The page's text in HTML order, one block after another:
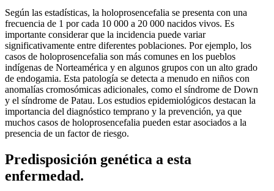
Según las estadísticas, la holoprosencefalia se presenta con una
frecuencia de 1 por cada 10 000 a 20 000 nacidos vivos. Es
importante considerar que la incidencia puede variar
significativamente entre diferentes poblaciones. Por ejemplo, los
casos de holoprosencefalia son más comunes en los pueblos
indígenas de Norteamérica y en algunos grupos con un alto grado
de endogamia. Esta patología se detecta a menudo en niños con
anomalías cromosómicas adicionales, como el síndrome de Down
y el síndrome de Patau. Los estudios epidemiológicos destacan la
importancia del diagnóstico temprano y la prevención, ya que
muchos casos de holoprosencefalia pueden estar asociados a la
presencia de un factor de riesgo.
Predisposición genética a esta
enfermedad.